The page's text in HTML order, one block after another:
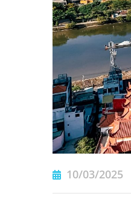
10/03/2025